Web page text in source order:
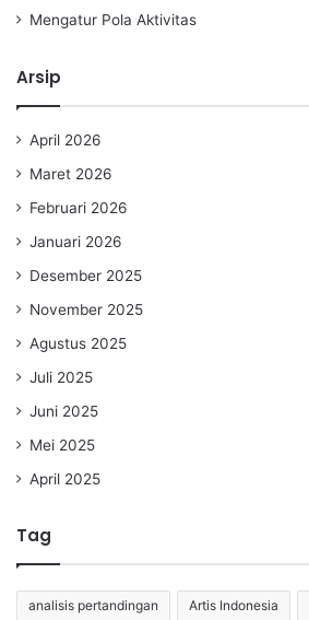
Mengatur Pola Aktivitas
Arsip
April 2026
Maret 2026
Februari 2026
Januari 2026
Desember 2025
November 2025
Agustus 2025
Juli 2025
Juni 2025
Mei 2025
April 2025
Tag
analisis pertandingan Artis Indonesia